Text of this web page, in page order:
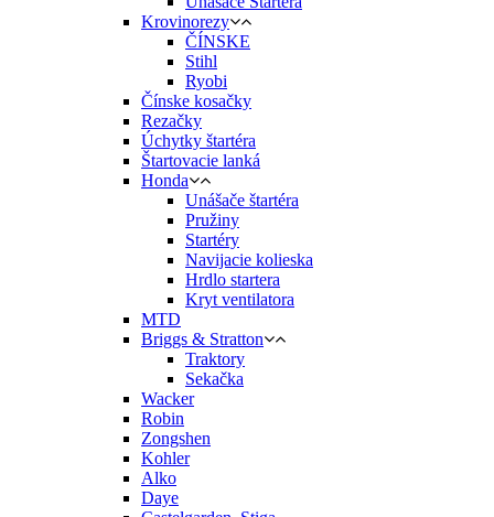
Krovinorezy
ČÍNSKE
Stihl
Ryobi
Čínske kosačky
Rezačky
Úchytky štartéra
Štartovacie lanká
Honda
Unášače štartéra
Pružiny
Startéry
Navijacie kolieska
Hrdlo startera
Kryt ventilatora
MTD
Briggs & Stratton
Traktory
Sekačka
Wacker
Robin
Zongshen
Kohler
Alko
Daye